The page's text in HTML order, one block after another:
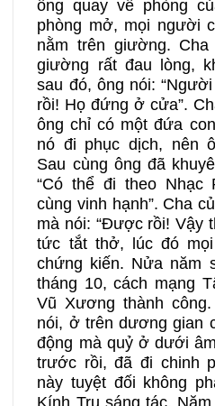
ông quay về phòng
phòng mở, mọi người
nằm trên giường.
giường rất đau lòng,
sau đó, ông nói:
rồi! Họ đứng ở cửa”.
ông chỉ có một đứa
nó đi phục dịch, nên
Sau cùng ông đã
“Có thể đi theo Nhạc
cùng vinh hạnh”. Cha
mà nói: “Được rồi! Vậy
tức tắt thở, lúc đó
chứng kiến. Nửa năm
tháng 10, cách mạng
Vũ Xương thành
nói, ở trên dương gian
động mà quỷ ở dưới
trước rồi, đã đi chinh
này tuyệt đối không